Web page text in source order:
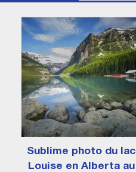
Sublime photo du lac
Louise en Alberta au